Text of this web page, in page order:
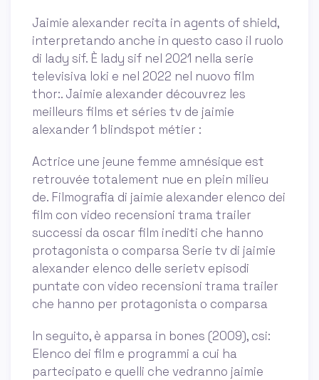
Jaimie alexander recita in agents of shield,
interpretando anche in questo caso il ruolo
di lady sif. È lady sif nel 2021 nella serie
televisiva loki e nel 2022 nel nuovo film
thor:. Jaimie alexander découvrez les
meilleurs films et séries tv de jaimie
alexander 1 blindspot métier :
Actrice une jeune femme amnésique est
retrouvée totalement nue en plein milieu
de. Filmografia di jaimie alexander elenco dei
film con video recensioni trama trailer
successi da oscar film inediti che hanno
protagonista o comparsa Serie tv di jaimie
alexander elenco delle serietv episodi
puntate con video recensioni trama trailer
che hanno per protagonista o comparsa
In seguito, è apparsa in bones (2009), csi:
Elenco dei film e programmi a cui ha
partecipato e quelli che vedranno jaimie